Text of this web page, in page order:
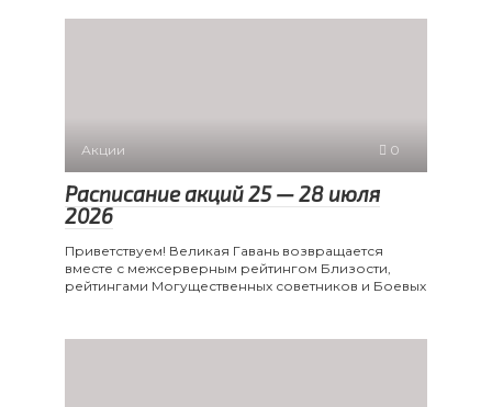
Акции 0
Расписание акций 25 — 28 июля
2026
Приветствуем! Великая Гавань возвращается
вместе с межсерверным рейтингом Близости,
рейтингами Могущественных советников и Боевых